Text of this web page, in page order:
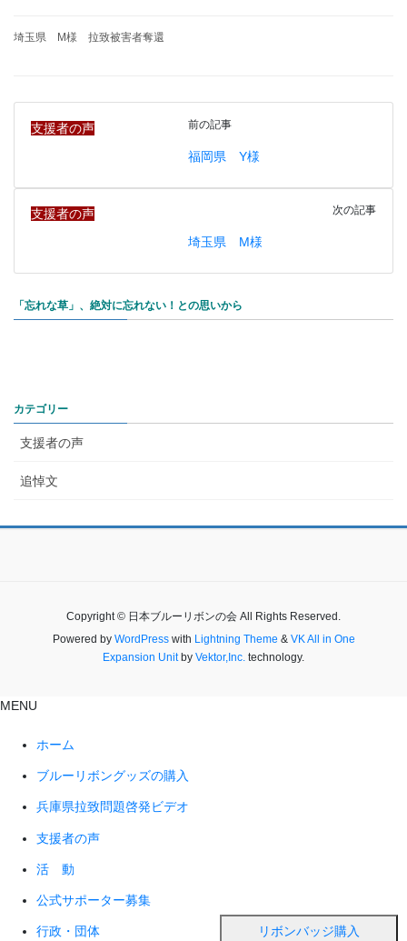
埼玉県 M様 拉致被害者奪還
支援者の声 前の記事
福岡県 Y様
支援者の声 次の記事
埼玉県 M様
「忘れな草」、絶対に忘れない！との思いから
カテゴリー
支援者の声
追悼文
Copyright © 日本ブルーリボンの会 All Rights Reserved.
Powered by WordPresswith Lightning Theme & VK All in One
Expansion Unitby Vektor,Inc. technology.
MENU
リボンバッジ購入
ホーム
ブルーリボングッズの購入
兵庫県拉致問題啓発ビデオ
支援者の声
活 動
公式サポーター募集
行政・団体